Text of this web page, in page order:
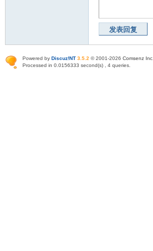
发表回复
Powered by Discuz!NT 3.5.2 © 2001-2026 Comsenz Inc
Processed in 0.0156333 second(s) , 4 queries.